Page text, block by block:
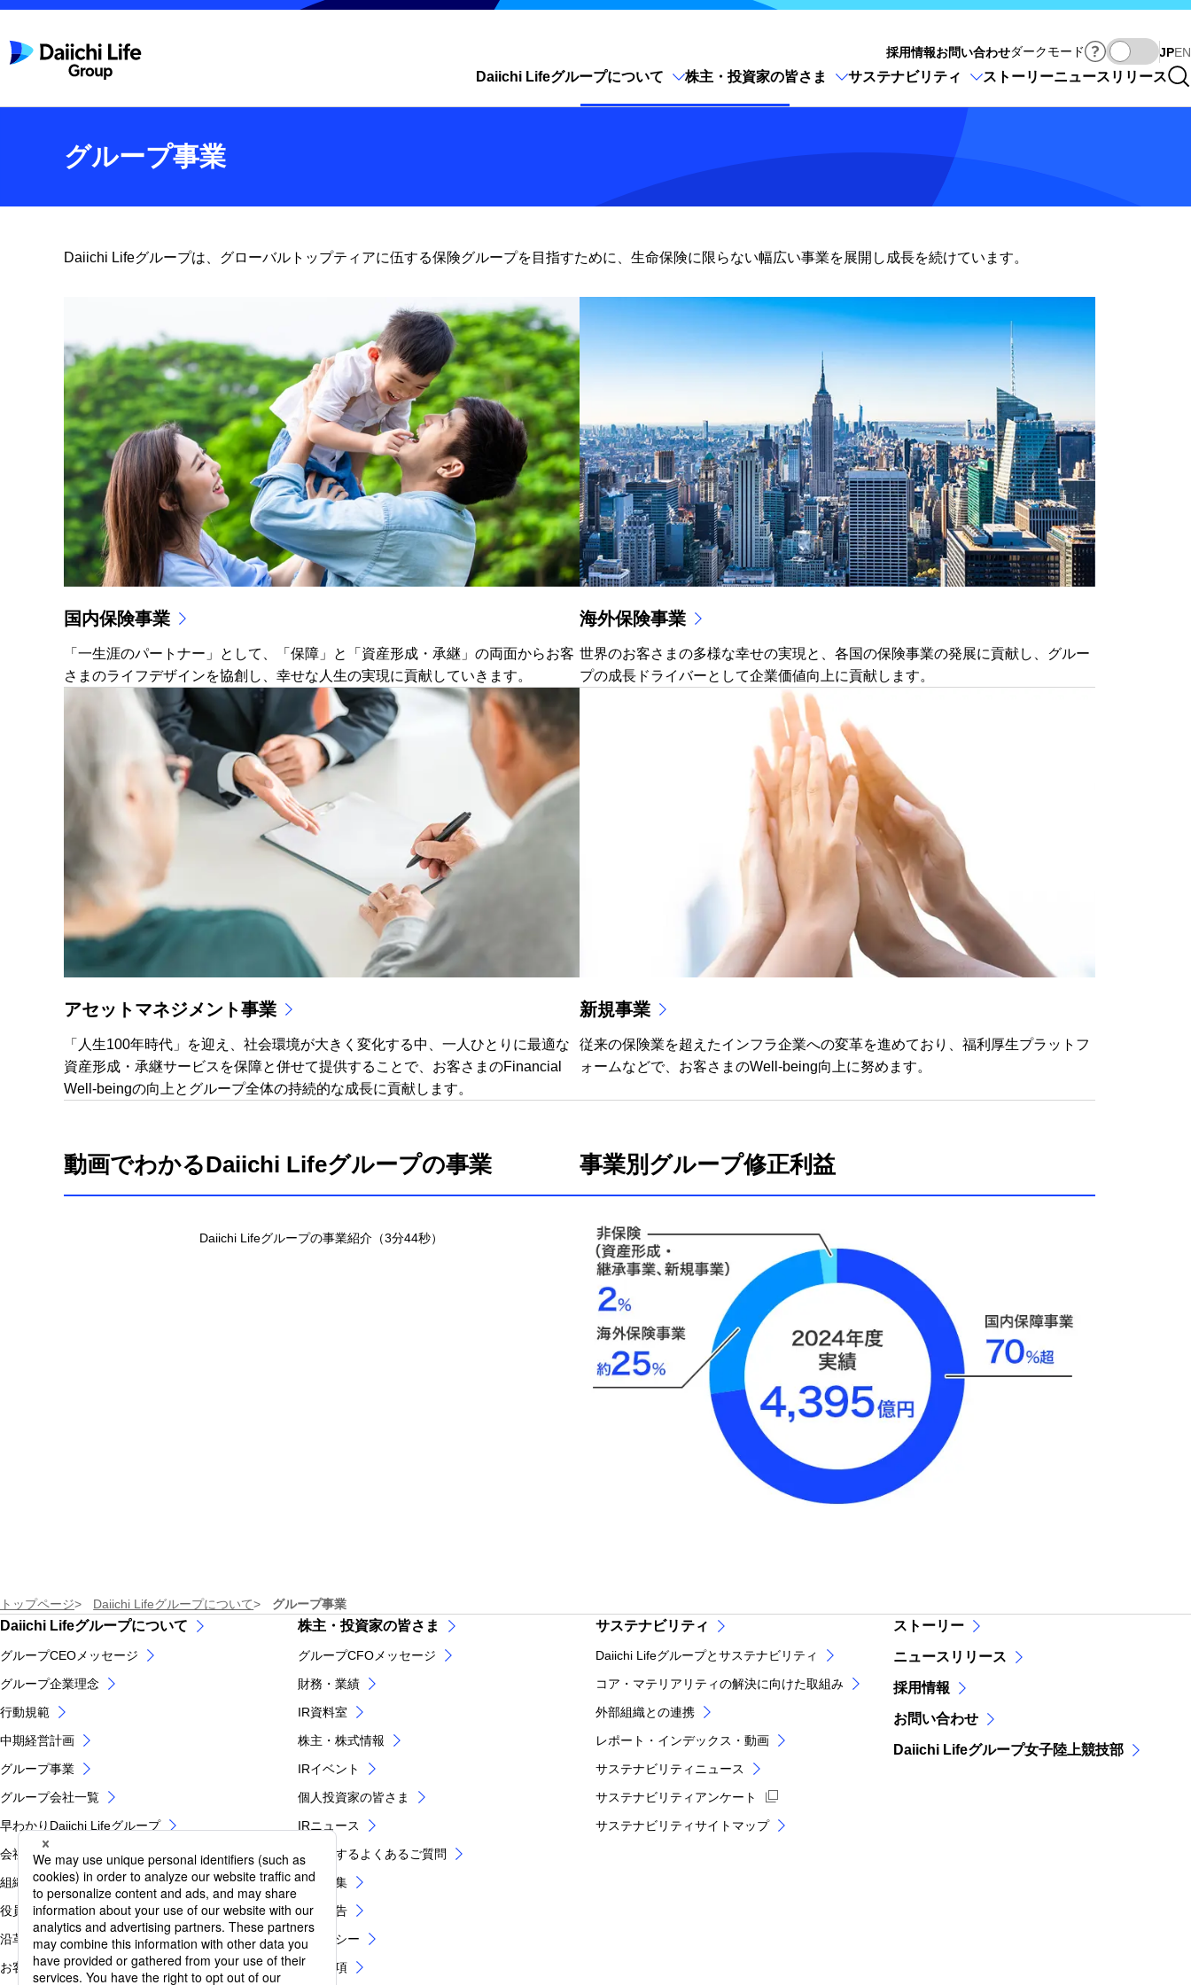
採用情報お問い合わせダークモード JPEN
Daiichi Lifeグループについて 株主・投資家の皆さま サステナビリティ ストーリーニュースリリース
サイト内検索を開く
グループ事業
Daiichi Lifeグループは、グローバルトップティアに伍する保険グループを目指すために、生命保険に限らない幅広い事業を展開し成長を続けています。
国内保険事業
「一生涯のパートナー」として、「保障」と「資産形成・承継」の両面からお客
さまのライフデザインを協創し、幸せな人生の実現に貢献していきます。
海外保険事業
世界のお客さまの多様な幸せの実現と、各国の保険事業の発展に貢献し、グルー
プの成長ドライバーとして企業価値向上に貢献します。
アセットマネジメント事業
「人生100年時代」を迎え、社会環境が大きく変化する中、一人ひとりに最適な
資産形成・承継サービスを保障と併せて提供することで、お客さまのFinancial
Well-beingの向上とグループ全体の持続的な成長に貢献します。
新規事業
従来の保険業を超えたインフラ企業への変革を進めており、福利厚生プラットフ
ォームなどで、お客さまのWell-being向上に努めます。
動画でわかるDaiichi Lifeグループの事業
Daiichi Lifeグループの事業紹介（3分44秒）
事業別グループ修正利益
トップページ Daiichi Lifeグループについて グループ事業
Daiichi Lifeグループについて
グループCEOメッセージ
グループ企業理念
行動規範
中期経営計画
グループ事業
グループ会社一覧
早わかりDaiichi Lifeグループ
会社概要
組織図
役員紹介
沿革
お客さま第一のグループ業務運営方針
株主・投資家の皆さま
グループCFOメッセージ
財務・業績
IR資料室
株主・株式情報
IRイベント
個人投資家の皆さま
IRニュース
IRに関するよくあるご質問
IR用語集
電子公告
IRポリシー
免責事項
サステナビリティ
Daiichi Lifeグループとサステナビリティ
コア・マテリアリティの解決に向けた取組み
外部組織との連携
レポート・インデックス・動画
サステナビリティニュース
サステナビリティアンケート
サステナビリティサイトマップ
ストーリー
ニュースリリース
採用情報
お問い合わせ
Daiichi Lifeグループ女子陸上競技部